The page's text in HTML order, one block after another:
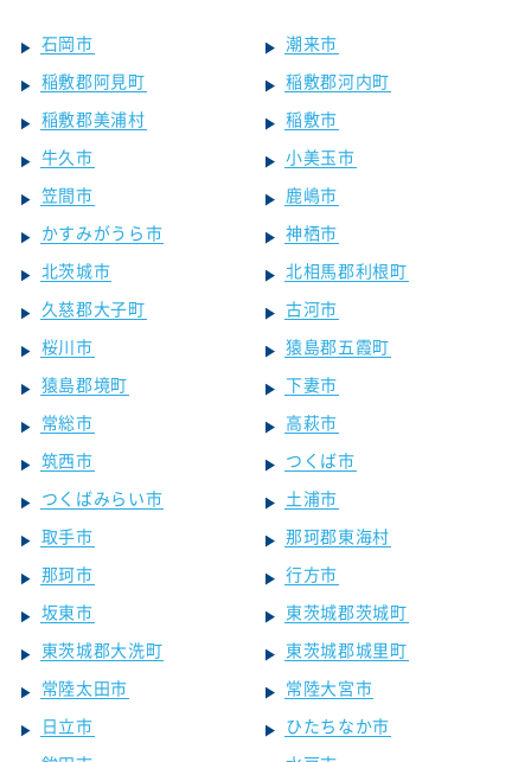
石岡市
潮来市
稲敷郡阿見町
稲敷郡河内町
稲敷郡美浦村
稲敷市
牛久市
小美玉市
笠間市
鹿嶋市
かすみがうら市
神栖市
北茨城市
北相馬郡利根町
久慈郡大子町
古河市
桜川市
猿島郡五霞町
猿島郡境町
下妻市
常総市
高萩市
筑西市
つくば市
つくばみらい市
土浦市
取手市
那珂郡東海村
那珂市
行方市
坂東市
東茨城郡茨城町
東茨城郡大洗町
東茨城郡城里町
常陸太田市
常陸大宮市
日立市
ひたちなか市